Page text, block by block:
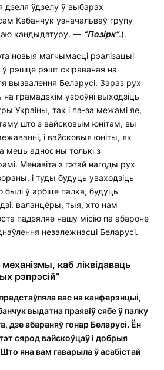
дзеля ўдзелу ў выбарах
Кабанчук узначальваў групу
кандыдатуру. — “Позірк”.).
новыя магчымасці рэалізацыі
ў рэшце рэшт скіраваная на
вызвалення Беларусі. Зараз рух
грамадзкім узроўні выходзіць
Украіны, так і па-за межамі яе,
што з вайсковым юнітам, вы
і вайсковыя юніты, як
мець адносіны толькі з
Менавіта з гэтай нагоды рух
і туды будуць уваходзіць
былі ў арбіце палка, будуць
валанцёры, тыя, хто нам
падзяляе нашу місію па абароне
незалежнасці Беларусі.
каб ліквідаваць
рэпрэсій”
вас на канферэнцыі,
выдатна праявіў сябе ў палку
дзе абараняў гонар Беларусі. Ён
сярод вайскоўцаў і добрыя
Што яна вам гаварыла ў асабістай